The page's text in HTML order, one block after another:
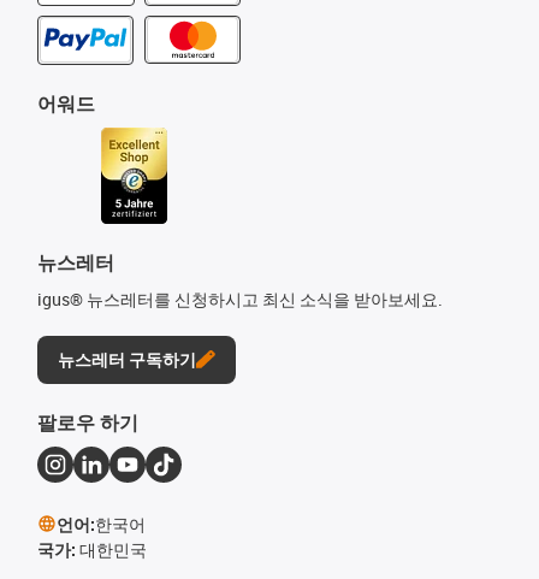
어워드
뉴스레터
igus® 뉴스레터를 신청하시고 최신 소식을 받아보세요.
뉴스레터 구독하기
팔로우 하기
언어:한국어
국가: 대한민국